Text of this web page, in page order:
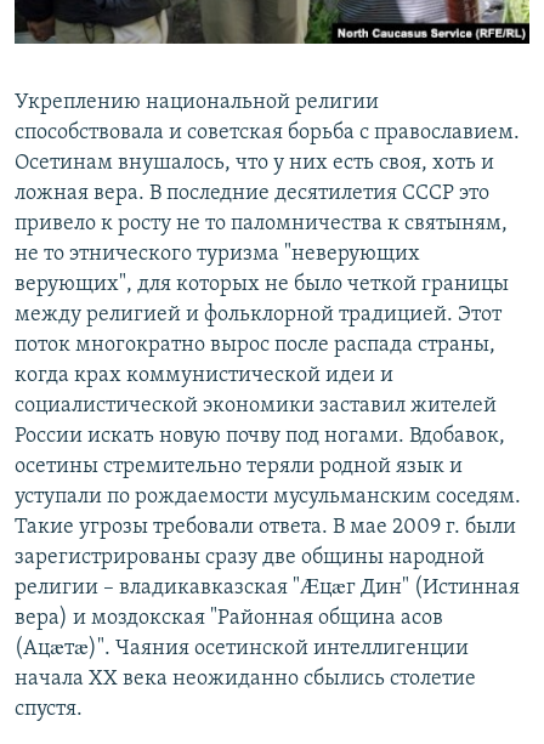
Укреплению национальной религии
способствовала и советская борьба с православием.
Осетинам внушалось, что у них есть своя, хоть и
ложная вера. В последние десятилетия СССР это
привело к росту не то паломничества к святыням,
не то этнического туризма "неверующих
верующих", для которых не было четкой границы
между религией и фольклорной традицией. Этот
поток многократно вырос после распада страны,
когда крах коммунистической идеи и
социалистической экономики заставил жителей
России искать новую почву под ногами. Вдобавок,
осетины стремительно теряли родной язык и
уступали по рождаемости мусульманским соседям.
Такие угрозы требовали ответа. В мае 2009 г. были
зарегистрированы сразу две общины народной
религии – владикавказская "Æцæг Дин" (Истинная
вера) и моздокская "Районная община асов
(Ацæтæ)". Чаяния осетинской интеллигенции
начала XX века неожиданно сбылись столетие
спустя.